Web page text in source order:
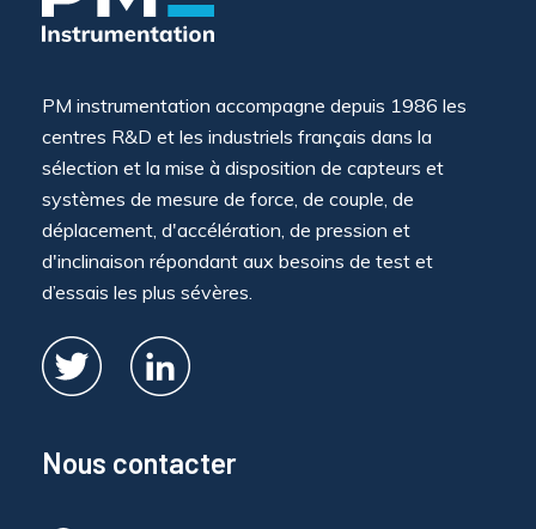
PM instrumentation accompagne depuis 1986 les
centres R&D et les industriels français dans la
sélection et la mise à disposition de capteurs et
systèmes de mesure de force, de couple, de
déplacement, d'accélération, de pression et
d'inclinaison répondant aux besoins de test et
d’essais les plus sévères.
Nous contacter